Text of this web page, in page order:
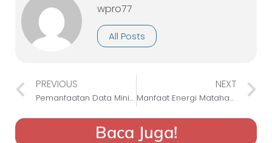
wpro77
All Posts
PREVIOUS
Pemanfaatan Data Mining di Berbagai Bidang
NEXT
Manfaat Energi Matahari Bagi Kelangsungan Makhluk Hidup
Baca Juga!